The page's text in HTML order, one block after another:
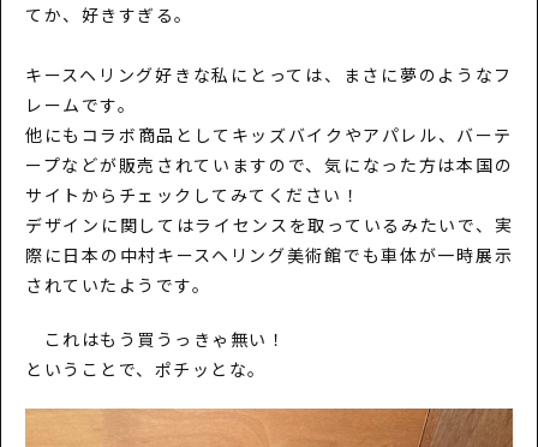
てか、好きすぎる。
キースヘリング好きな私にとっては、まさに夢のようなフ
レームです。
他にもコラボ商品としてキッズバイクやアパレル、バーテ
ープなどが販売されていますので、気になった方は本国の
サイトからチェックしてみてください！
デザインに関してはライセンスを取っているみたいで、実
際に日本の 中村キースヘリング美術館でも車体が一時展示
されていたようです。
これはもう買うっきゃ無い！
ということで、ポチッとな。